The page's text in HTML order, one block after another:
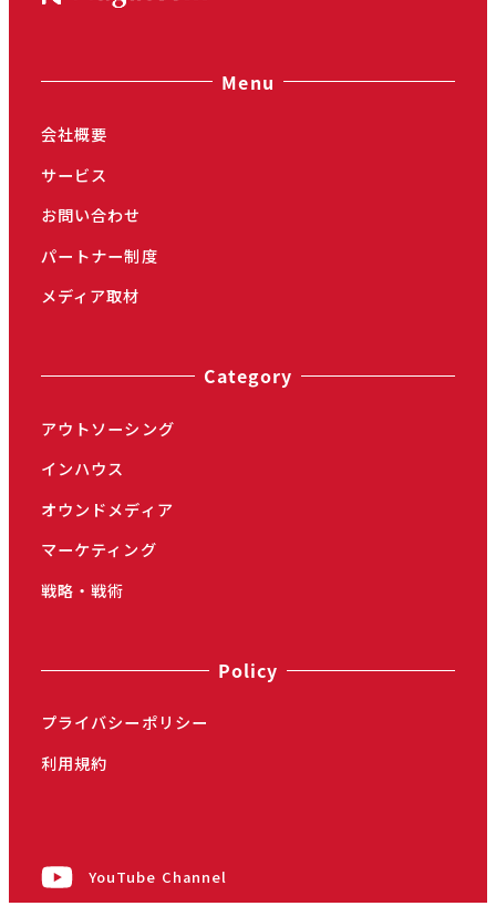
Menu
会社概要
サービス
お問い合わせ
パートナー制度
メディア取材
Category
アウトソーシング
インハウス
オウンドメディア
マーケティング
戦略・戦術
Policy
プライバシーポリシー
利用規約
YouTube Channel